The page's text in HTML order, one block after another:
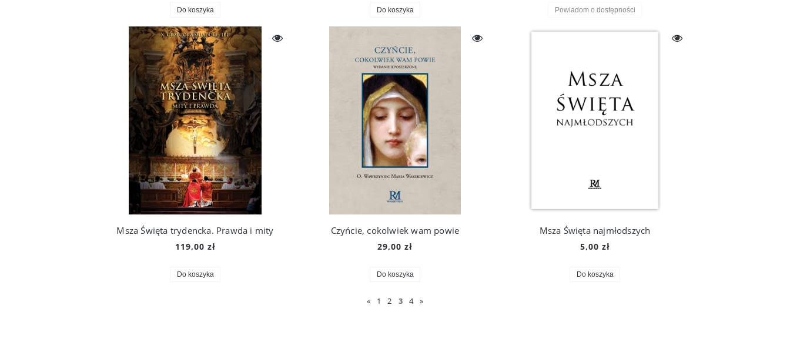
Do koszyka Do koszyka Powiadom o dostępności
Msza Święta trydencka. Prawda i mity
119,00 zł
Do koszyka
Czyńcie, cokolwiek wam powie
29,00 zł
Do koszyka
Msza Święta najmłodszych
5,00 zł
Do koszyka
« 1 2 3 4 »